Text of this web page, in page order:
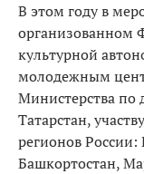
В этом году в
организованном
культурной
молодежным
Министерства по
Татарстан,
регионов России:
Башкортостан,